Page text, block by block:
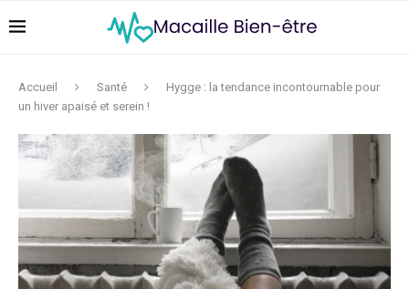
Accueil Santé
Hygge : la tendance incontournable pour
un hiver apaisé et serein !